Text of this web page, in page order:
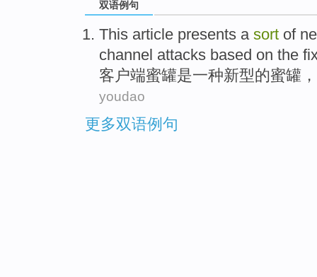
双语例句
This article presents a sort of
channel attacks based on the
客户端蜜罐是一种新型的蜜罐
youdao
更多双语例句